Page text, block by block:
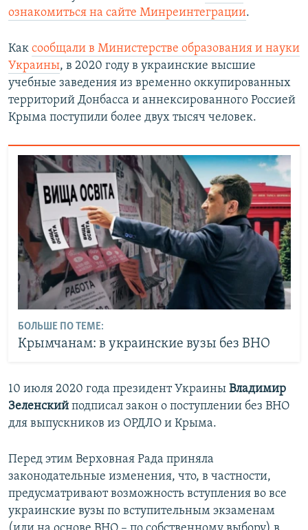
ознакомиться на сайте Минреинтеграции.
Как сообщали в Министерстве образования и науки
Украины, в 2020 году в украинские высшие
учебные заведения из временно оккупированных
территорий Донбасса и аннексированного Россией
Крыма поступили более двух тысяч человек.
БОЛЬШЕ ПО ТЕМЕ:
Крымчанам: в украинские вузы без ВНО
10 июля 2020 года президент Украины Владимир
Зеленский подписал закон о поступлении без ВНО
для выпускников из ОРДЛО и Крыма.
Перед этим Верховная Рада приняла
законодательные изменения, что, в частности,
предусматривают возможность вступления во все
украинские вузы по вступительным экзаменам